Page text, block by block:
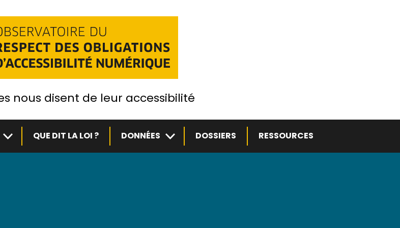
nous disent de leur accessibilité
Sous-menuQUE DIT LA LOI ? DONNÉES Sous-menuDOSSIERS RESSOURCES